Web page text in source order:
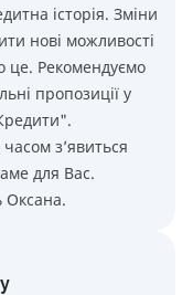
історія. Зміни
нові можливості
це. Рекомендуємо
пропозиції у
з’явиться
для Вас.
Оксана.